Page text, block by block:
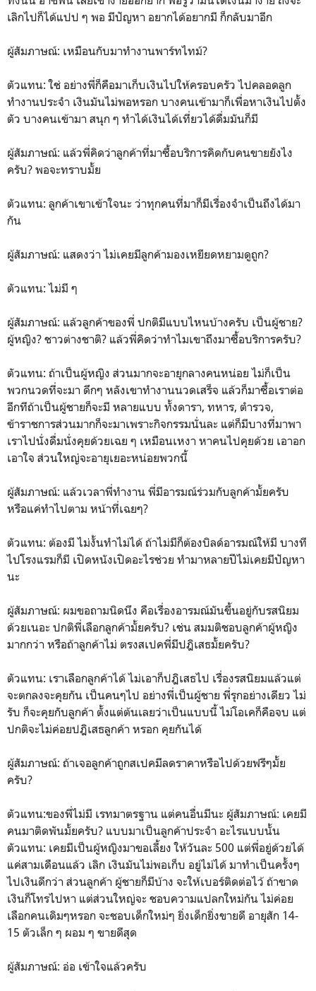
เลิกไปก็ได้แปป ๆ พอ มีปัญหา อยากได้อยากมี ก็กลับมาอีก
ผู้สัมภาษณ์: เหมือนกับมาทำงานพาร์ทไทม์?
ตัวแทน: ใช่ อย่างพี่ก็คือมาเก็บเงินไปให้ครอบครัว ไปคลอดลูก
ทำงานประจำ เงินมันไม่พอหรอก บางคนเข้ามาก็เพื่อหาเงินไปตั้ง
ตัว บางคนเข้ามา สนุก ๆ ทำได้เงินได้เที่ยวได้ดื่มมันก็มี
ผู้สัมภาษณ์: แล้วพี่คิดว่าลูกค้าที่มาซื้อบริการคิดกับคนขายยังไง
ครับ? พอจะทราบมั้ย
ตัวแทน: ลูกค้าเขาเข้าใจนะ ว่าทุกคนที่มาก็มีเรื่องจำเป็นถึงได้มา
กัน
ผู้สัมภาษณ์: แสดงว่า ไม่เคยมีลูกค้ามองเหยียดหยามดูถูก?
ตัวแทน: ไม่มี ๆ
ผู้สัมภาษณ์: แล้วลูกค้าของพี่ ปกติมีแบบไหนบ้างครับ เป็นผู้ชาย?
ผู้หญิง? ชาวต่างชาติ? แล้วพี่คิดว่าทำไมเขาถึงมาซื้อบริการครับ?
ตัวแทน: ถ้าเป็นผู้หญิง ส่วนมากจะอายุกลางคนหน่อย ไม่ก็เป็น
พวกนวดที่จะมา ดึกๆ หลังเขาทำงานนวดเสร็จ แล้วก็มาซื้อเราต่อ
อีกทีถ้าเป็นผู้ชายก็จะมี หลายแบบ ทั้งดารา, ทหาร, ตำรวจ,
ข้าราชการส่วนมากก็จะมาเพราะกิจกรรมนั่นละ แต่ก็มีบางที่มาพา
เราไปนั่งดื่มนั่งคุยด้วยเฉย ๆ เหมือนเหงา หาคนไปคุยด้วย เอาอก
เอาใจ ส่วนใหญ่จะอายุเยอะหน่อยพวกนี้
ผู้สัมภาษณ์: แล้วเวลาพี่ทำงาน พี่มีอารมณ์ร่วมกับลูกค้ามั้ยครับ
หรือแค่ทำไปตาม หน้าที่เฉยๆ?
ตัวแทน: ต้องมี ไม่งั้นทำไม่ได้ ถ้าไม่มีก็ต้องบิลด์อารมณ์ให้มี บางที
ไปโรงแรมก็มี เปิดหนังเปิดอะไรช่วย ทำมาหลายปีไม่เคยมีปัญหา
นะ
ผู้สัมภาษณ์: ผมขอถามนิดนึง คือเรื่องอารมณ์มันขึ้นอยู่กับรสนิยม
ด้วยเนอะ ปกติพี่เลือกลูกค้ามั้ยครับ? เช่น สมมติชอบลูกค้าผู้หญิง
มากกว่า หรือถ้าลูกค้าไม่ ตรงสเปคพี่มีปฎิเสธมั้ยครับ?
ตัวแทน: เราเลือกลูกค้าได้ ไม่เอาก็ปฎิเสธไป เรื่องรสนิยมแล้วแต่
จะตกลงจะคุยกัน เป็นคนๆไป อย่างพี่เป็นผู้ชาย พี่รุกอย่างเดียว ไม่
รับ ก็จะคุยกับลูกค้า ตั้งแต่ต้นเลยว่าเป็นแบบนี้ ไม่โอเคก็คือจบ แต่
ปกติจะไม่ค่อยปฎิเสธลูกค้า หรอก คุยกันได้
ผู้สัมภาษณ์: ถ้าเจอลูกค้าถูกสเปคมีลดราคาหรือไปด้วยฟรีๆมั้ย
ครับ?
ตัวแทน:ของพี่ไม่มี เรทมาตรฐาน แต่คนอื่นมีนะ ผู้สัมภาษณ์: เคยมี
คนมาติดพันมั้ยครับ? แบบมาเป็นลูกค้าประจำ อะไรแบบนั้น
ตัวแทน: เคยมีเป็นผู้หญิงมาขอเลี้ยง ให้วันละ 500 แต่พี่อยู่ด้วยได้
แค่สามเดือนแล้ว เลิก เงินมันไม่พอเก็บ อยู่ไม่ได้ มาทำเป็นครั้งๆ
ไปเงินดีกว่า ส่วนลูกค้า ผู้ชายก็มีบ้าง จะให้เบอร์ติดต่อไว้ ถ้าขาด
เงินก็โทรไปหา แต่ส่วนใหญ่จะ ชอบความแปลกใหม่กัน ไม่ค่อย
เลือกคนเดิมๆหรอก จะชอบเด็กใหม่ๆ ยิ่งเด็กยิ่งขายดี อายุสัก 14-
15 ตัวเล็ก ๆ ผอม ๆ ขายดีสุด
ผู้สัมภาษณ์: อ่อ เข้าใจแล้วครับ